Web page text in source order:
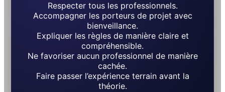
Respecter tous les professionnels.
Accompagner les porteurs de projet avec
bienveillance.
Expliquer les règles de manière claire et
compréhensible.
Ne favoriser aucun professionnel de manière
cachée.
Faire passer l’expérience terrain avant la
théorie.